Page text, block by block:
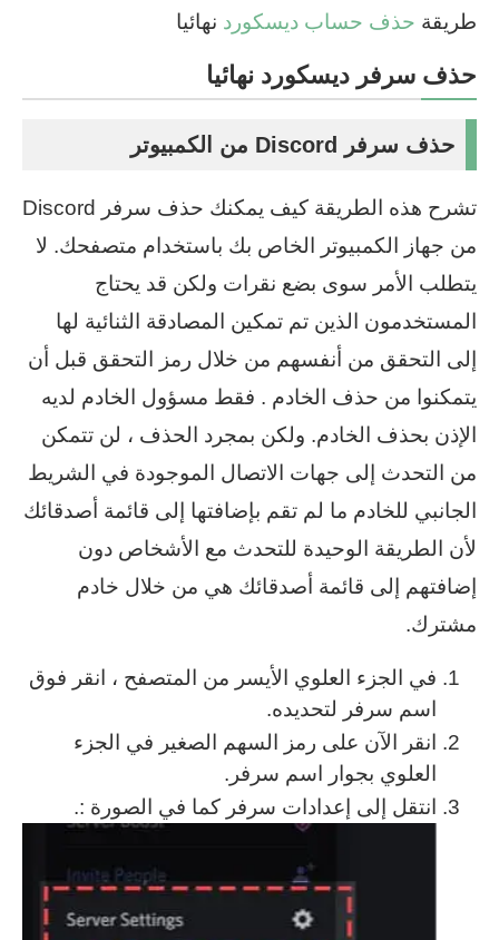
طريقة حذف حساب ديسكورد نهائيا
حذف سرفر ديسكورد نهائيا
حذف سرفر Discord من الكمبيوتر
تشرح هذه الطريقة كيف يمكنك حذف سرفر Discord
من جهاز الكمبيوتر الخاص بك باستخدام متصفحك. لا
يتطلب الأمر سوى بضع نقرات ولكن قد يحتاج
المستخدمون الذين تم تمكين المصادقة الثنائية لها
إلى التحقق من أنفسهم من خلال رمز التحقق قبل أن
يتمكنوا من حذف الخادم . فقط مسؤول الخادم لديه
الإذن بحذف الخادم. ولكن بمجرد الحذف ، لن تتمكن
من التحدث إلى جهات الاتصال الموجودة في الشريط
الجانبي للخادم ما لم تقم بإضافتها إلى قائمة أصدقائك
لأن الطريقة الوحيدة للتحدث مع الأشخاص دون
إضافتهم إلى قائمة أصدقائك هي من خلال خادم
مشترك.
في الجزء العلوي الأيسر من المتصفح ، انقر فوق
اسم سرفر لتحديده.
انقر الآن على رمز السهم الصغير في الجزء
العلوي بجوار اسم سرفر.
انتقل إلى إعدادات سرفر كما في الصورة :.